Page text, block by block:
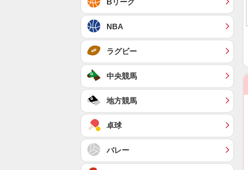
Bリーグ
NBA
ラグビー
中央競馬
地方競馬
卓球
バレー